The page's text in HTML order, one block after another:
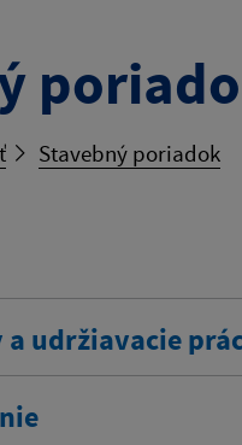
Stavebný poriadok
udržiavacie